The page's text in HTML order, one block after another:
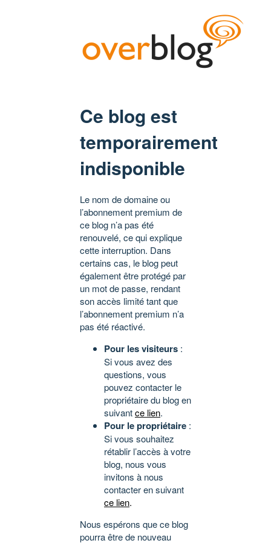
Ce blog est
temporairement
indisponible
Le nom de domaine ou
l’abonnement premium de
ce blog n’a pas été
renouvelé, ce qui explique
cette interruption. Dans
certains cas, le blog peut
également être protégé par
un mot de passe, rendant
son accès limité tant que
l’abonnement premium n’a
pas été réactivé.
Pour les visiteurs :
Si vous avez des
questions, vous
pouvez contacter le
propriétaire du blog en
suivantce lien.
Pour le propriétaire :
Si vous souhaitez
rétablir l’accès à votre
blog, nous vous
invitons à nous
contacter en suivant
ce lien.
Nous espérons que ce blog
pourra être de nouveau